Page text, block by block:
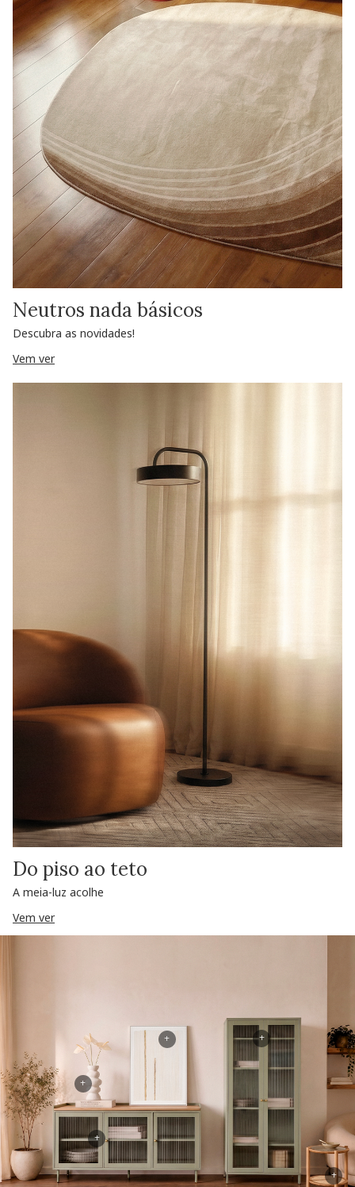
Neutros nada básicos
Descubra as novidades!
Vem ver
Do piso ao teto
A meia-luz acolhe
Vem ver
+
+
+
+
+